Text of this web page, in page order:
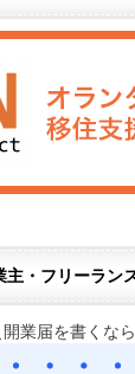
主・フリーラン
開業届を書くな